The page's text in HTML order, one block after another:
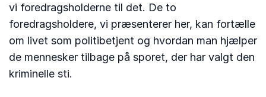
vi foredragsholderne til det. De to
foredragsholdere, vi præsenterer her, kan fortælle
om livet som politibetjent og hvordan man hjælper
de mennesker tilbage på sporet, der har valgt den
kriminelle sti.